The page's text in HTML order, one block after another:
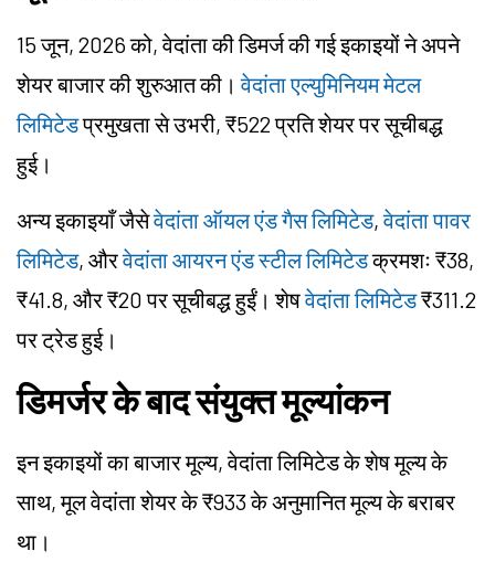
15 जून, 2026 को, वेदांता की डिमर्ज की गई इकाइयों ने अपने
शेयर बाजार की शुरुआत की।वेदांता एल्युमिनियम मेटल
लिमिटेडप्रमुखता से उभरी, ₹522 प्रति शेयर पर सूचीबद्ध
हुई।
अन्य इकाइयाँ जैसेवेदांता ऑयल एंड गैस लिमिटेड,वेदांता पावर
लिमिटेड, औरवेदांता आयरन एंड स्टील लिमिटेडक्रमशः ₹38,
₹41.8, और ₹20 पर सूचीबद्ध हुईं। शेषवेदांता लिमिटेड₹311.2
पर ट्रेड हुई।
डिमर्जर के बाद संयुक्त मूल्यांकन
इन इकाइयों का बाजार मूल्य, वेदांता लिमिटेड के शेष मूल्य के
साथ, मूल वेदांता शेयर के ₹933 के अनुमानित मूल्य के बराबर
था।